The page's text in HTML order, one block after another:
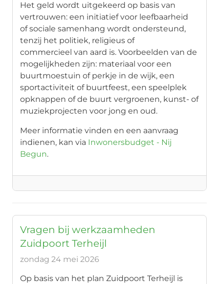
Het geld wordt uitgekeerd op basis van
vertrouwen: een initiatief voor leefbaarheid
of sociale samenhang wordt ondersteund,
tenzij het politiek, religieus of
commercieel van aard is. Voorbeelden van de
mogelijkheden zijn: materiaal voor een
buurtmoestuin of perkje in de wijk, een
sportactiviteit of buurtfeest, een speelplek
opknappen of de buurt vergroenen, kunst- of
muziekprojecten voor jong en oud.
Meer informatie vinden en een aanvraag
indienen, kan via Inwonersbudget - Nij
Begun.
Vragen bij werkzaamheden
Zuidpoort Terheijl
zondag 24 mei 2026
Op basis van het plan Zuidpoort Terheijl is